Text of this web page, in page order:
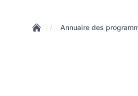
/ Annuaire des